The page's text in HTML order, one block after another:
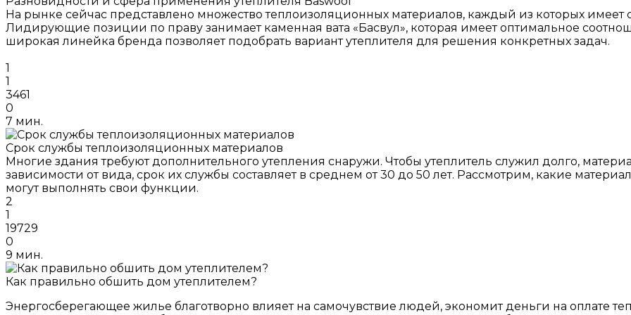
На рынке сейчас представлено множество теплоизоляционных материалов, каждый из которых имеет
Лидирующие позиции по праву занимает каменная вата «Басвул», которая имеет оптимальное
широкая линейка бренда позволяет подобрать вариант утеплителя для решения конкретных задач.
1
1
3461
0
7 мин.
Срок службы теплоизоляционных материалов
Многие здания требуют дополнительного утепления снаружи. Чтобы утеплитель служил долго,
зависимости от вида, срок их службы составляет в среднем от 30 до 50 лет. Рассмотрим, какие
могут выполнять свои функции.
2
1
19729
0
9 мин.
Как правильно обшить дом утеплителем?
Энергосберегающее жилье благотворно влияет на самочувствие людей, экономит деньги на оплате